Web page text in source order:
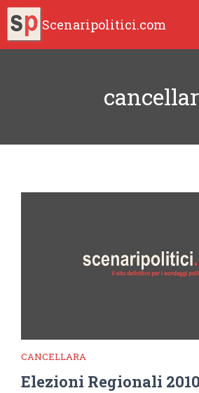
Scenaripolitici.com
CANCELLARA
Elezioni Regionali